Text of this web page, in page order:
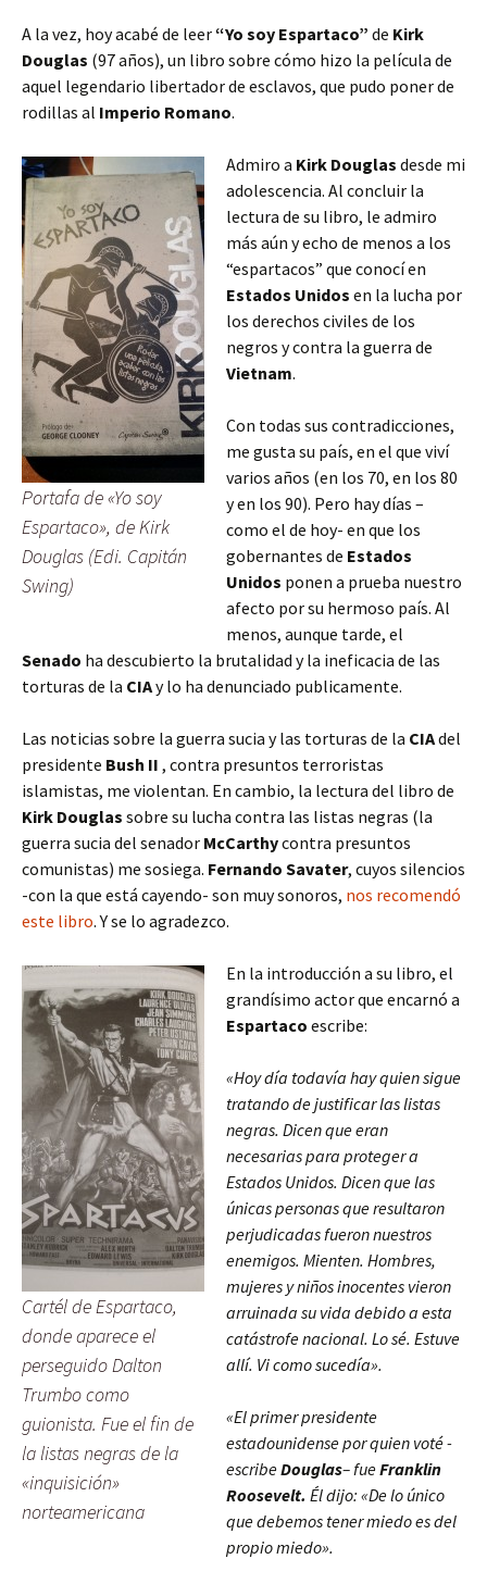
A la vez, hoy acabé de leer“Yo soy Espartaco” de Kirk
Douglas (97 años), un libro sobre cómo hizo la película de
aquel legendario libertador de esclavos, que pudo poner de
rodillas al Imperio Romano.
Portafa de «Yo soy
Espartaco», de Kirk
Douglas (Edi. Capitán
Swing)
Admiro a Kirk Douglas desde mi
adolescencia. Al concluir la
lectura de su libro, le admiro
más aún y echo de menos a los
“espartacos” que conocí en
Estados Unidos en la lucha por
los derechos civiles de los
negros y contra la guerra de
Vietnam.
Con todas sus contradicciones,
me gusta su país, en el que viví
varios años (en los 70, en los 80
y en los 90). Pero hay días –
como el de hoy- en que los
gobernantes de Estados
Unidos ponen a prueba nuestro
afecto por su hermoso país. Al
menos, aunque tarde, el
Senado ha descubierto la brutalidad y la ineficacia de las
torturas de la CIAy lo ha denunciado publicamente.
Las noticias sobre la guerra sucia y las torturas de la CIAdel
presidente Bush II , contra presuntos terroristas
islamistas, me violentan. En cambio, la lectura del libro de
Kirk Douglas sobre su lucha contra las listas negras (la
guerra sucia del senador McCarthycontra presuntos
comunistas) me sosiega. Fernando Savater, cuyos silencios
-con la que está cayendo- son muy sonoros, nos recomendó
este libro. Y se lo agradezco.
Cartél de Espartaco,
donde aparece el
perseguido Dalton
Trumbo como
guionista. Fue el fin de
la listas negras de la
«inquisición»
norteamericana
En la introducción a su libro, el
grandísimo actor que encarnó a
Espartaco escribe:
«Hoy día todavía hay quien sigue
tratando de justificar las listas
negras. Dicen que eran
necesarias para proteger a
Estados Unidos. Dicen que las
únicas personas que resultaron
perjudicadas fueron nuestros
enemigos. Mienten. Hombres,
mujeres y niños inocentes vieron
arruinada su vida debido a esta
catástrofe nacional. Lo sé. Estuve
allí. Vi como sucedía».
«El primer presidente
estadounidense por quien voté -
escribeDouglas– fueFranklin
Roosevelt. Él dijo: «De lo único
que debemos tener miedo es del
propio miedo».